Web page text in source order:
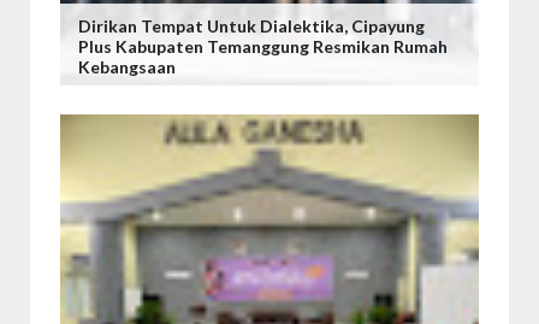
Dirikan Tempat Untuk Dialektika, Cipayung
Plus Kabupaten Temanggung Resmikan Rumah
Kebangsaan